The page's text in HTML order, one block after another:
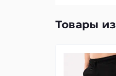
Товары